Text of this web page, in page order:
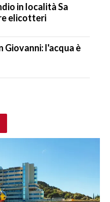
in località Sa
elicotteri
Giovanni: l'acqua è